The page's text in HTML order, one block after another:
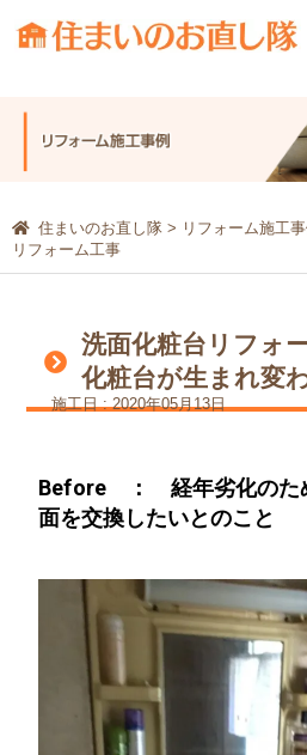
住まいのお直し隊> リフォーム施工事
リフォーム工事
洗面化粧台リフォ
化粧台が生まれ変
施工日 : 2020年05月13日
Before ： 経年劣化のた
面を交換したいとのこと